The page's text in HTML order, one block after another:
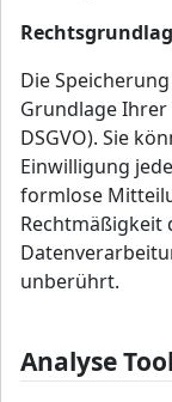
Die
Grundlage Ihrer
DSGVO). Sie
Einwilligung
formlose
unberührt.
Analyse